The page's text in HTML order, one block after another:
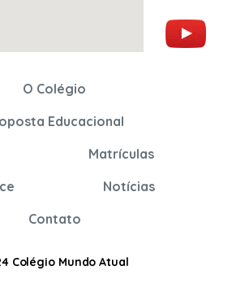
O Colégio
Educacional
Matrículas
Notícias
Contato
Colégio Mundo Atual